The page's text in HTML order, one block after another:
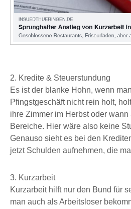
2. Kredite & Steuerstundung
Es ist der blanke Hohn, wenn
Pfingstgeschäft nicht rein holt,
ihre Zimmer im Herbst oder
Bereiche. Hier wäre also keine
Genauso sieht es bei den
jetzt Schulden aufnehmen, die
3. Kurzarbeit
Kurzarbeit hilft nur den Bund für
man auch als Arbeitsloser